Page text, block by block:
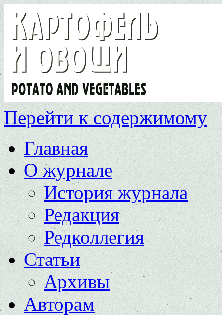
Перейти к содержимому
Главная
О журнале
История журнала
Редакция
Редколлегия
Статьи
Архивы
Авторам